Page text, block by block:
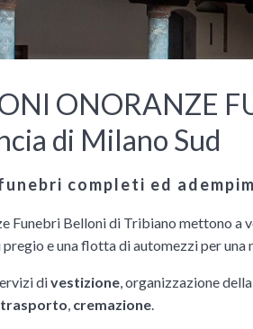
ONORANZE
di Milano Sud
completi ed
Funebri Belloni di Tribiano mettono a
e una flotta di automezzi per una
divestizione, organizzazione della
trasporto, cremazione.